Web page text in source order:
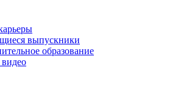
выпускники
образование